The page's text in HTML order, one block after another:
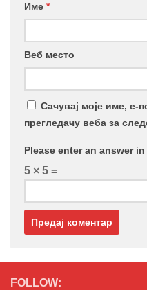
Име *
Веб место
Сачувај моје име, е-
прегледачу веба за
Please enter an answer
5 × 5 =
FOLLOW: